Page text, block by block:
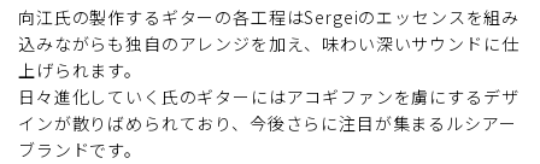
向江氏の製作するギターの各工程はSergeiのエッセンスを組み
込みながらも独自のアレンジを加え、味わい深いサウンドに仕
上げられます。
日々進化していく氏のギターにはアコギファンを虜にするデザ
インが散りばめられており、今後さらに注目が集まるルシアー
ブランドです。